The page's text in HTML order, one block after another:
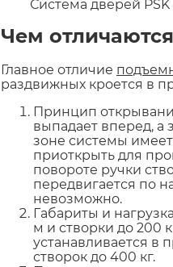
Система дверей PSK
Чем
Главное отличие
раздвижных кроется в
Принцип
выпадает вперед, а
зоне системы
приоткрыть для
повороте ручки
передвигается по
невозможно.
Габариты и
м и створки до 200
устанавливается в
створок до 400 кг.